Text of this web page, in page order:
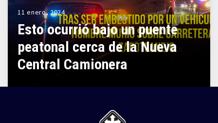
11 enero, 2024
Esto ocurrió bajo un puente
peatonal cerca de la Nueva
Central Camionera